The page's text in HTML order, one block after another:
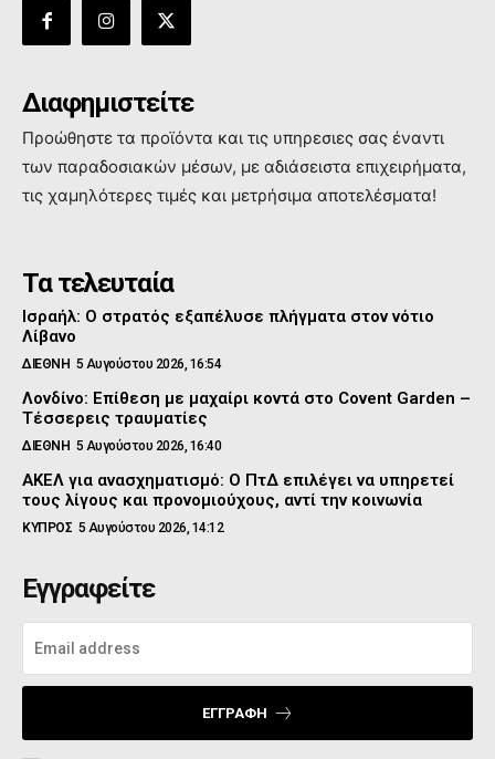
Διαφημιστείτε
Προώθηστε τα προϊόντα και τις υπηρεσιες σας έναντι
των παραδοσιακών μέσων, με αδιάσειστα επιχειρήματα,
τις χαμηλότερες τιμές και μετρήσιμα αποτελέσματα!
Τα τελευταία
Ισραήλ: Ο στρατός εξαπέλυσε πλήγματα στον νότιο
Λίβανο
ΔΙΕΘΝΗ 5 Αυγούστου 2026, 16:54
Λονδίνο: Επίθεση με μαχαίρι κοντά στο Covent Garden –
Τέσσερεις τραυματίες
ΔΙΕΘΝΗ 5 Αυγούστου 2026, 16:40
ΑΚΕΛ για ανασχηματισμό: Ο ΠτΔ επιλέγει να υπηρετεί
τους λίγους και προνομιούχους, αντί την κοινωνία
ΚΥΠΡΟΣ 5 Αυγούστου 2026, 14:12
Εγγραφείτε
ΕΓΓΡΑΦΉ